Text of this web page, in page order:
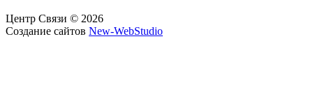
Центр Связи © 2026
Создание сайтов New-WebStudio